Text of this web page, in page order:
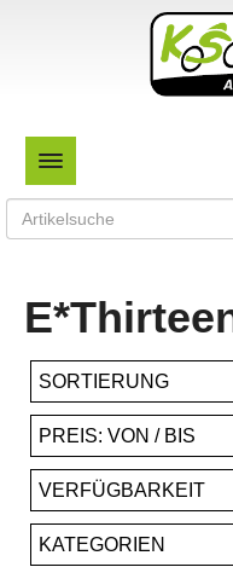
TOGGLE NAVIGATION
SORTIERUNG
PREIS: VON / BIS
VERFÜGBARKEIT
KATEGORIEN